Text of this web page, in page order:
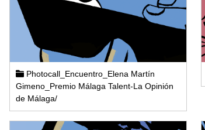
Photocall_Encuentro_Elena Martín
Gimeno_Premio Málaga Talent-La Opinión
de Málaga/